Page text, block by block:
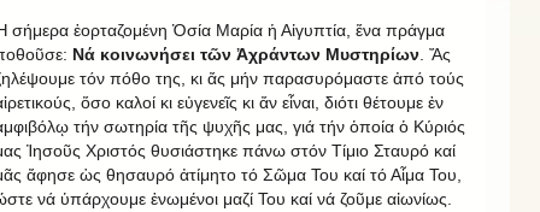
σήμερα ἑορταζομένη Ὁσία Μαρία ἡ Αἰγυπτία, ἕνα πράγμα
Νά κοινωνήσει τῶν Ἀχράντων Μυστηρίων . Ἄς
τόν πόθο της, κι ἄς μήν παρασυρόμαστε ἀπό τούς
ὅσο καλοί κι εὐγενεῖς κι ἄν εἶναι, διότι θέτουμε ἐν
τήν σωτηρία τῆς ψυχῆς μας, γιά τήν ὁποία ὁ Κύριός
Ἰησοῦς Χριστός θυσιάστηκε πάνω στόν Τίμιο Σταυρό καί
ἄφησε ὡς θησαυρό ἀτίμητο τό Σῶμα Του καί τό Αἷμα Του,
νά ὑπάρχουμε ἑνωμένοι μαζί Του καί νά ζοῦμε αἰωνίως.